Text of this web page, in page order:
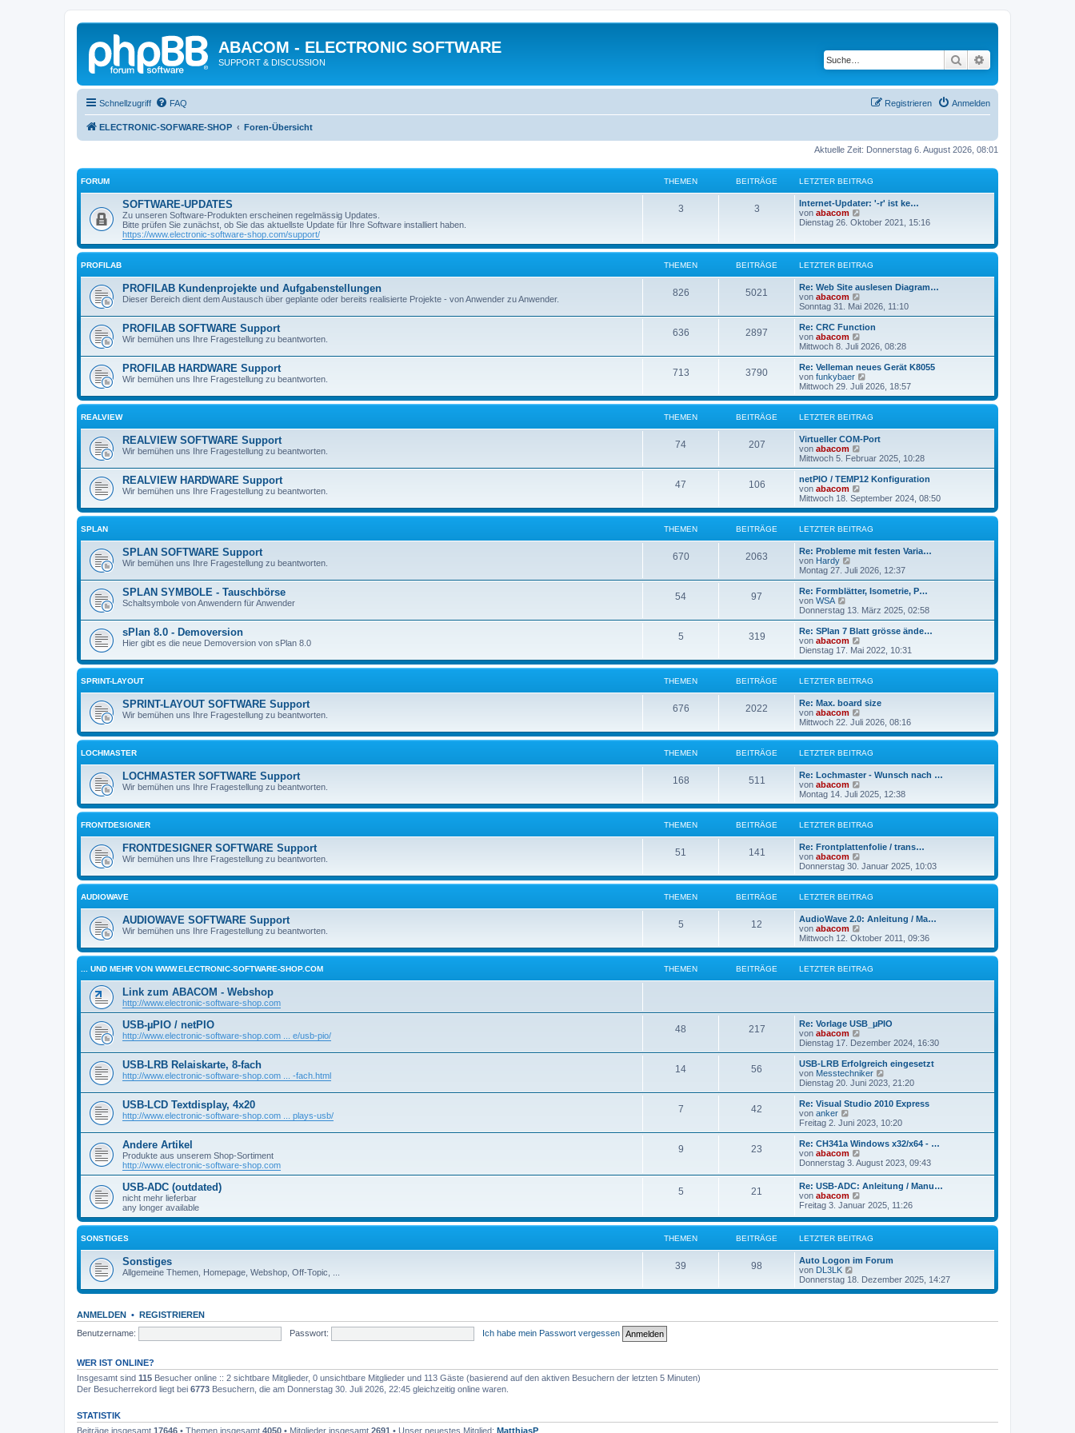
ABACOM - ELECTRONIC SOFTWARE
SUPPORT & DISCUSSION Suche
Schnellzugriff FAQ Anmelden
Registrieren
ELECTRONIC-SOFWARE-SHOP Foren-Übersicht
Aktuelle Zeit: Donnerstag 6. August 2026, 08:01
FORUM THEMEN BEITRÄGE LETZTER BEITRAG
SOFTWARE-UPDATES
Zu unseren Software-Produkten erscheinen regelmässig Updates.
Bitte prüfen Sie zunächst, ob Sie das aktuellste Update für Ihre Software installiert haben.
https://www.electronic-software-shop.com/support/
3 3
Internet-Updater: '-r' ist ke…
von abacom
e
s
e
r
B
i
t
r
g
Dienstag 26. Oktober 2021, 15:16
PROFILAB THEMEN BEITRÄGE LETZTER BEITRAG
PROFILAB Kundenprojekte und Aufgabenstellungen
Dieser Bereich dient dem Austausch über geplante oder bereits realisierte Projekte - von Anwender zu Anwender.
826 5021
Re: Web Site auslesen Diagram…
von abacom
e
u
e
t
B
e
i
t
a
g
Sonntag 31. Mai 2026, 11:10
PROFILAB SOFTWARE Support
Wir bemühen uns Ihre Fragestellung zu beantworten.
636 2897
Re: CRC Function
von abacom
e
u
e
s
t
r
B
e
i
t
a
g
Mittwoch 8. Juli 2026, 08:28
PROFILAB HARDWARE Support
Wir bemühen uns Ihre Fragestellung zu beantworten.
713 3790
Re: Velleman neues Gerät K8055
von funkybaer
e
u
e
s
r
e
i
t
a
g
Mittwoch 29. Juli 2026, 18:57
REALVIEW THEMEN BEITRÄGE LETZTER BEITRAG
REALVIEW SOFTWARE Support
Wir bemühen uns Ihre Fragestellung zu beantworten.
74 207
Virtueller COM-Port
von abacom
e
u
e
t
e
r
B
e
i
t
a
g
Mittwoch 5. Februar 2025, 10:28
REALVIEW HARDWARE Support
Wir bemühen uns Ihre Fragestellung zu beantworten.
47 106
netPIO / TEMP12 Konfiguration
von abacom
e
u
e
s
r
e
i
t
a
g
Mittwoch 18. September 2024, 08:50
SPLAN THEMEN BEITRÄGE LETZTER BEITRAG
SPLAN SOFTWARE Support
Wir bemühen uns Ihre Fragestellung zu beantworten.
670 2063
Re: Probleme mit festen Varia…
von Hardy
e
u
e
t
r
B
e
i
t
a
g
Montag 27. Juli 2026, 12:37
SPLAN SYMBOLE - Tauschbörse
Schaltsymbole von Anwendern für Anwender
54 97
Re: Formblätter, Isometrie, P…
von WSA
e
u
e
s
r
B
e
i
t
r
a
g
Donnerstag 13. März 2025, 02:58
sPlan 8.0 - Demoversion
Hier gibt es die neue Demoversion von sPlan 8.0
5 319
Re: SPlan 7 Blatt grösse ände…
von abacom
e
u
e
s
r
e
i
r
a
g
Dienstag 17. Mai 2022, 10:31
SPRINT-LAYOUT THEMEN BEITRÄGE LETZTER BEITRAG
SPRINT-LAYOUT SOFTWARE Support
Wir bemühen uns Ihre Fragestellung zu beantworten.
676 2022
Re: Max. board size
von abacom
e
u
e
s
r
e
i
r
a
g
Mittwoch 22. Juli 2026, 08:16
LOCHMASTER THEMEN BEITRÄGE LETZTER BEITRAG
LOCHMASTER SOFTWARE Support
Wir bemühen uns Ihre Fragestellung zu beantworten.
168 511
Re: Lochmaster - Wunsch nach …
von abacom
e
u
e
s
r
e
i
r
a
g
Montag 14. Juli 2025, 12:38
FRONTDESIGNER THEMEN BEITRÄGE LETZTER BEITRAG
FRONTDESIGNER SOFTWARE Support
Wir bemühen uns Ihre Fragestellung zu beantworten.
51 141
Re: Frontplattenfolie / trans…
von abacom
e
u
e
s
r
e
i
r
a
Donnerstag 30. Januar 2025, 10:03
AUDIOWAVE THEMEN BEITRÄGE LETZTER BEITRAG
AUDIOWAVE SOFTWARE Support
Wir bemühen uns Ihre Fragestellung zu beantworten.
5 12
AudioWave 2.0: Anleitung / Ma…
von abacom
e
u
e
s
e
i
r
a
g
Mittwoch 12. Oktober 2011, 09:36
... UND MEHR VON WWW.ELECTRONIC-SOFTWARE-SHOP.COM THEMEN BEITRÄGE LETZTER BEITRAG
Link zum ABACOM - Webshop
http://www.electronic-software-shop.com
USB-µPIO / netPIO
http://www.electronic-software-shop.com ... e/usb-pio/
48 217
Re: Vorlage USB_µPIO
von abacom
e
u
e
s
t
r
B
e
i
r
g
Dienstag 17. Dezember 2024, 16:30
USB-LRB Relaiskarte, 8-fach
http://www.electronic-software-shop.com ... -fach.html
14 56
USB-LRB Erfolgreich eingesetzt
von Messtechniker
e
u
e
t
B
e
i
t
r
g
Dienstag 20. Juni 2023, 21:20
USB-LCD Textdisplay, 4x20
http://www.electronic-software-shop.com ... plays-usb/
7 42
Re: Visual Studio 2010 Express
von anker
e
u
e
s
t
B
e
i
t
r
a
Freitag 2. Juni 2023, 10:20
Andere Artikel
Produkte aus unserem Shop-Sortiment
http://www.electronic-software-shop.com
9 23
Re: CH341a Windows x32/x64 - …
von abacom
e
e
s
e
r
B
e
i
t
a
Donnerstag 3. August 2023, 09:43
USB-ADC (outdated)
nicht mehr lieferbar
any longer available
5 21
Re: USB-ADC: Anleitung / Manu…
von abacom
e
e
t
e
r
e
i
a
Freitag 3. Januar 2025, 11:26
SONSTIGES THEMEN BEITRÄGE LETZTER BEITRAG
Sonstiges
Allgemeine Themen, Homepage, Webshop, Off-Topic, ...
39 98
Auto Logon im Forum
von DL3LK
e
u
Donnerstag 18. Dezember 2025, 14:27
ANMELDEN • REGISTRIEREN
Benutzername:
Passwort: Ich habe mein Passwort vergessen
WER IST ONLINE?
Insgesamt sind 115 Besucher online :: 2 sichtbare Mitglieder, 0 unsichtbare Mitglieder und 113 Gäste (basierend auf den aktiven Besuchern der letzten 5 Minuten)
Der Besucherrekord liegt bei 6773 Besuchern, die am Donnerstag 30. Juli 2026, 22:45 gleichzeitig online waren.
STATISTIK
Beiträge insgesamt 17646 • Themen insgesamt 4050 • Mitglieder insgesamt 2691 • Unser neuestes Mitglied: MatthiasP